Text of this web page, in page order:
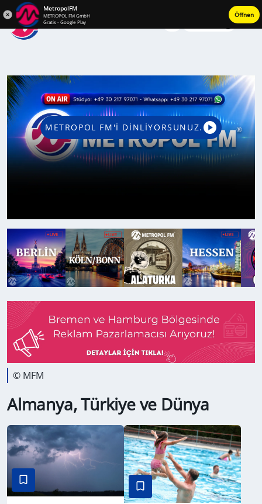
MetropolFM
METROPOL FM GmbH
Gratis - Google Play
Öffnen
METROPOL FM'İ DİNLİYORSUNUZ.
© MFM
Almanya, Türkiye ve Dünya